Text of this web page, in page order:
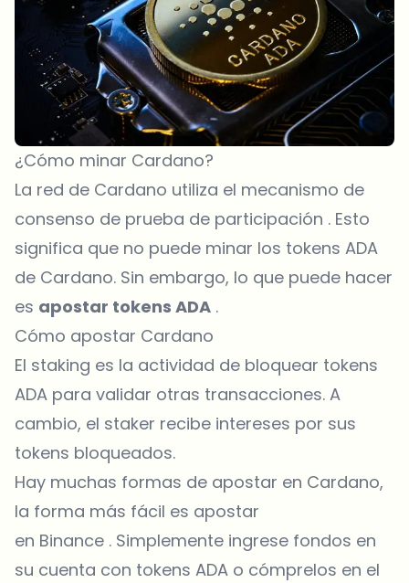
¿Cómo minar Cardano?
La red de Cardano utiliza el mecanismo de
consenso de prueba de participación . Esto
significa que no puede minar los tokens ADA
de Cardano. Sin embargo, lo que puede hacer
es apostar tokens ADA .
Cómo apostar Cardano
El staking es la actividad de bloquear tokens
ADA para validar otras transacciones. A
cambio, el staker recibe intereses por sus
tokens bloqueados.
Hay muchas formas de apostar en Cardano,
la forma más fácil es apostar
en Binance . Simplemente ingrese fondos en
su cuenta con tokens ADA o cómprelos en el